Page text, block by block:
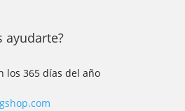
ayudarte?
los 365 días del año